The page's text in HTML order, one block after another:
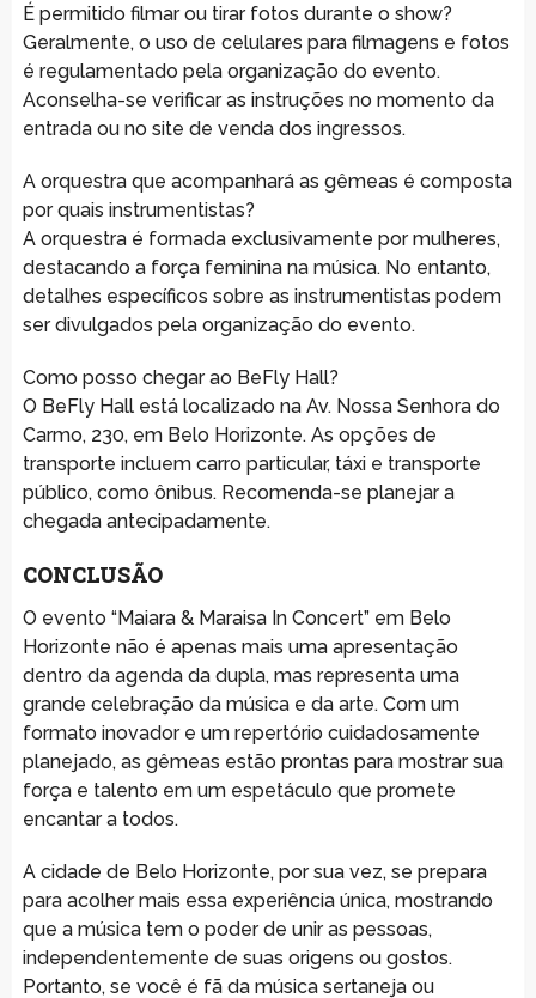
É permitido filmar ou tirar fotos durante o show?
Geralmente, o uso de celulares para filmagens e fotos
é regulamentado pela organização do evento.
Aconselha-se verificar as instruções no momento da
entrada ou no site de venda dos ingressos.
A orquestra que acompanhará as gêmeas é composta
por quais instrumentistas?
A orquestra é formada exclusivamente por mulheres,
destacando a força feminina na música. No entanto,
detalhes específicos sobre as instrumentistas podem
ser divulgados pela organização do evento.
Como posso chegar ao BeFly Hall?
O BeFly Hall está localizado na Av. Nossa Senhora do
Carmo, 230, em Belo Horizonte. As opções de
transporte incluem carro particular, táxi e transporte
público, como ônibus. Recomenda-se planejar a
chegada antecipadamente.
CONCLUSÃO
O evento “Maiara & Maraisa In Concert” em Belo
Horizonte não é apenas mais uma apresentação
dentro da agenda da dupla, mas representa uma
grande celebração da música e da arte. Com um
formato inovador e um repertório cuidadosamente
planejado, as gêmeas estão prontas para mostrar sua
força e talento em um espetáculo que promete
encantar a todos.
A cidade de Belo Horizonte, por sua vez, se prepara
para acolher mais essa experiência única, mostrando
que a música tem o poder de unir as pessoas,
independentemente de suas origens ou gostos.
Portanto, se você é fã da música sertaneja ou